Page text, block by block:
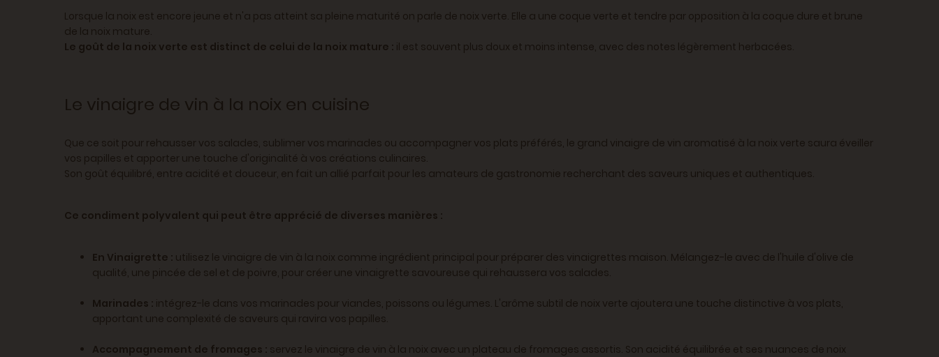
Lorsque la noix est encore jeune et n'a pas atteint sa pleine maturité on parle de noix verte. Elle a une coque verte et tendre par opposition à la coque dure et brune
de la noix mature.
Le goût de la noix verte est distinct de celui de la noix mature : il est souvent plus doux et moins intense, avec des notes légèrement herbacées.
Le vinaigre de vin à la noix en cuisine
Que ce soit pour rehausser vos salades, sublimer vos marinades ou accompagner vos plats préférés, le grand vinaigre de vin aromatisé à la noix verte saura éveiller
vos papilles et apporter une touche d'originalité à vos créations culinaires.
Son goût équilibré, entre acidité et douceur, en fait un allié parfait pour les amateurs de gastronomie recherchant des saveurs uniques et authentiques.
Ce condiment polyvalent qui peut être apprécié de diverses manières :
En Vinaigrette : utilisez le vinaigre de vin à la noix comme ingrédient principal pour préparer des vinaigrettes maison. Mélangez-le avec de l'huile d'olive de
qualité, une pincée de sel et de poivre, pour créer une vinaigrette savoureuse qui rehaussera vos salades.
Marinades : intégrez-le dans vos marinades pour viandes, poissons ou légumes. L'arôme subtil de noix verte ajoutera une touche distinctive à vos plats,
apportant une complexité de saveurs qui ravira vos papilles.
Accompagnement de fromages : servez le vinaigre de vin à la noix avec un plateau de fromages assortis. Son acidité équilibrée et ses nuances de noix